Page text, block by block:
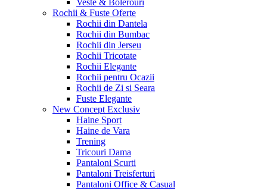
Veste & Bolerouri
Rochii & Fuste Oferte
Rochii din Dantela
Rochii din Bumbac
Rochii din Jerseu
Rochii Tricotate
Rochii Elegante
Rochii pentru Ocazii
Rochii de Zi si Seara
Fuste Elegante
New Concept Exclusiv
Haine Sport
Haine de Vara
Trening
Tricouri Dama
Pantaloni Scurti
Pantaloni Treisferturi
Pantaloni Office & Casual